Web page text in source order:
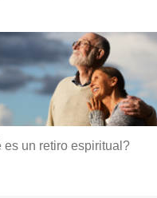
es un retiro espiritual?